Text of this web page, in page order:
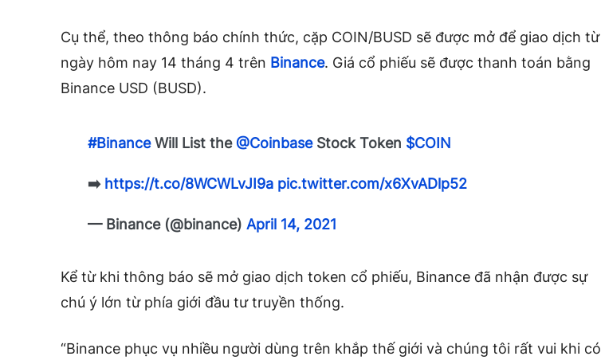
Cụ thể, theo thông báo chính thức, cặp COIN/BUSD sẽ được mở để giao dịch từ
ngày hôm nay 14 tháng 4 trên Binance. Giá cổ phiếu sẽ được thanh toán bằng
Binance USD (BUSD).
#BinanceWill List the @CoinbaseStock Token $COIN
➡️ https://t.co/8WCWLvJI9a pic.twitter.com/x6XvADlp52
— Binance (@binance)April 14, 2021
Kể từ khi thông báo sẽ mở giao dịch token cổ phiếu, Binance đã nhận được sự
chú ý lớn từ phía giới đầu tư truyền thống.
“Binance phục vụ nhiều người dùng trên khắp thế giới và chúng tôi rất vui khi có